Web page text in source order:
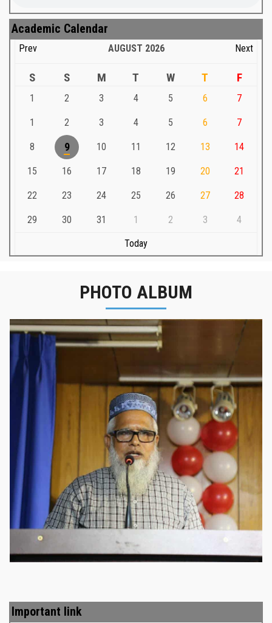
Academic Calendar
Prev AUGUST 2026 Next
S S M T W T F
1 2 3 4 5 6 7
1 2 3 4 5 6 7
8 9 10 11 12 13 14
15 16 17 18 19 20 21
22 23 24 25 26 27 28
29 30 31 1 2 3 4
Today
PHOTO ALBUM
নবীনবরণ - ২০২৫
Important link